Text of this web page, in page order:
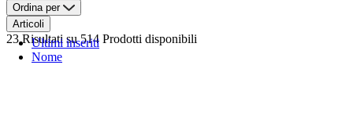
Ordina per
Ultimi inseriti
Nome
Articoli
23 Risultati su 514 Prodotti disponibili